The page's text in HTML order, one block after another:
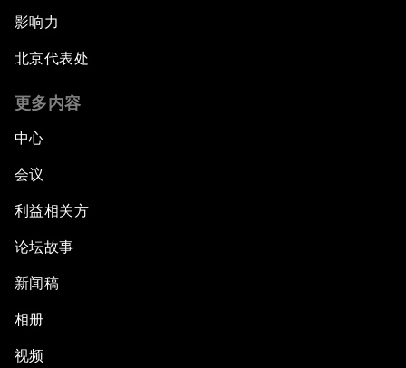
影响力
北京代表处
更多内容
中心
会议
利益相关方
论坛故事
新闻稿
相册
视频